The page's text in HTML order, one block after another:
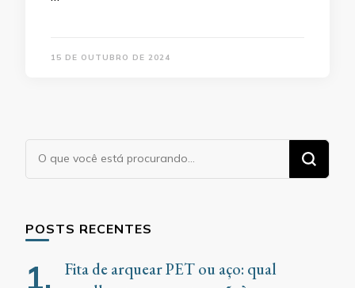
15 DE OUTUBRO DE 2024
Procurando
algo?
POSTS RECENTES
Fita de arquear PET ou aço: qual